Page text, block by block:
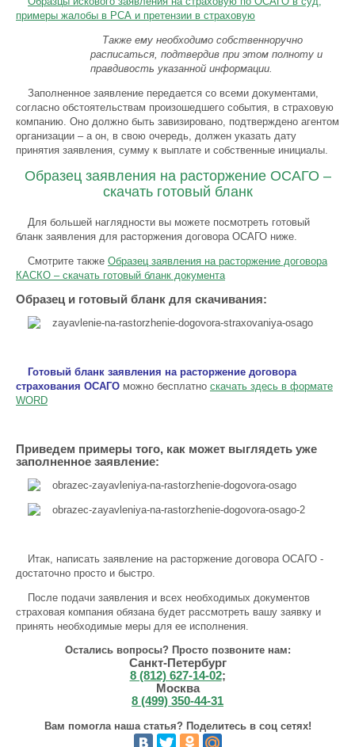
примеры жалобы в РСА и претензии в страховую
Также ему необходимо собственноручно
расписаться, подтвердив при этом полноту и
правдивость указанной информации.
Заполненное заявление передается со всеми документами,
согласно обстоятельствам произошедшего события, в страховую
компанию. Оно должно быть завизировано, подтверждено агентом
организации – а он, в свою очередь, должен указать дату
принятия заявления, сумму к выплате и собственные инициалы.
Образец заявления на расторжение ОСАГО –
скачать готовый бланк
Для большей наглядности вы можете посмотреть готовый
бланк заявления для расторжения договора ОСАГО ниже.
Смотрите также Образец заявления на расторжение договора
КАСКО – скачать готовый бланк документа
Образец и готовый бланк для скачивания:
Готовый бланк заявления на расторжение договора
страхования ОСАГО можно бесплатно скачать здесь в формате
WORD
Приведем примеры того, как может выглядеть уже
заполненное заявление:
Итак, написать заявление на расторжение договора ОСАГО -
достаточно просто и быстро.
После подачи заявления и всех необходимых документов
страховая компания обязана будет рассмотреть вашу заявку и
принять необходимые меры для ее исполнения.
Остались вопросы? Просто позвоните нам:
Санкт-Петербург
8 (812) 627-14-02;
Москва
8 (499) 350-44-31
Вам помогла наша статья? Поделитесь в соц сетях!